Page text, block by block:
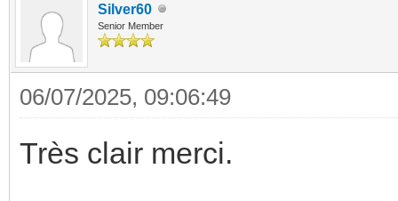
Silver60
Senior Member
06/07/2025, 09:06:49
Très clair merci.